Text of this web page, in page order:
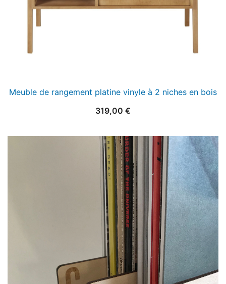
Meuble de rangement platine vinyle à 2 niches en bois
319,00 €